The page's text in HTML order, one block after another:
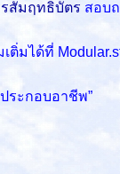
สัมฤทธิบัตร สอบ
เติ่มได้ที่
ระกอบอาชีพ”